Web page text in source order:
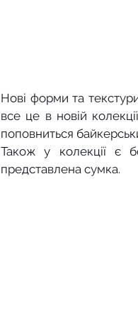
Нові форми та
все це в новій
поповниться
Також у колекції є
представлена сумка.